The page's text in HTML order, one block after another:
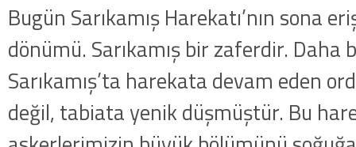
Bugün Sarıkamış Harekatı’nın sona
dönümü. Sarıkamış bir zaferdir. Daha
Sarıkamış’ta harekata devam eden
değil, tabiata yenik düşmüştür. Bu